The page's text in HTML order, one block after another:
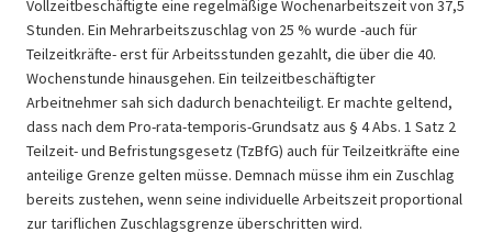
Vollzeitbeschäftigte eine regelmäßige Wochenarbeitszeit von 37,5
Stunden. Ein Mehrarbeitszuschlag von 25 % wurde -auch für
Teilzeitkräfte- erst für Arbeitsstunden gezahlt, die über die 40.
Wochenstunde hinausgehen. Ein teilzeitbeschäftigter
Arbeitnehmer sah sich dadurch benachteiligt. Er machte geltend,
dass nach dem Pro-rata-temporis-Grundsatz aus § 4 Abs. 1 Satz 2
Teilzeit- und Befristungsgesetz (TzBfG) auch für Teilzeitkräfte eine
anteilige Grenze gelten müsse. Demnach müsse ihm ein Zuschlag
bereits zustehen, wenn seine individuelle Arbeitszeit proportional
zur tariflichen Zuschlagsgrenze überschritten wird.